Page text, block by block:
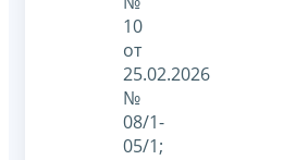
10
от
25.02.2026
№
08/1-
05/1;